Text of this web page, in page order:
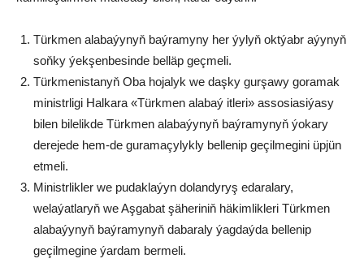
Türkmen alabaýynyň baýramyny her ýylyň oktýabr aýynyň
soňky ýekşenbesinde belläp geçmeli.
Türkmenistanyň Oba hojalyk we daşky gurşawy goramak
ministrligi Halkara «Türkmen alabaý itleri» assosiasiýasy
bilen bilelikde Türkmen alabaýynyň baýramynyň ýokary
derejede hem-de guramaçylykly bellenip geçilmegini üpjün
etmeli.
Ministrlikler we pudaklaýyn dolandyryş edaralary,
welaýatlaryň we Aşgabat şäheriniň häkimlikleri Türkmen
alabaýynyň baýramynyň dabaraly ýagdaýda bellenip
geçilmegine ýardam bermeli.